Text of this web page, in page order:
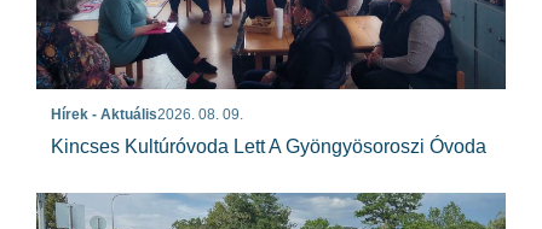
Hírek - Aktuális2026. 08. 09.
Kincses Kultúróvoda Lett A Gyöngyösoroszi Óvoda